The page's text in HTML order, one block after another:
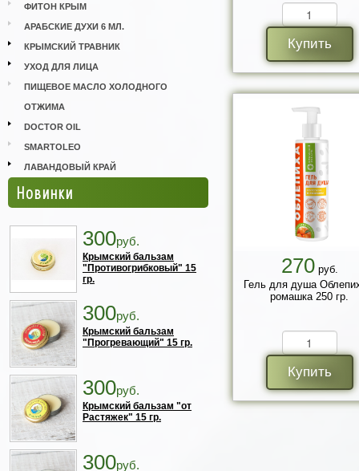
ФИТОН КРЫМ
АРАБСКИЕ ДУХИ 6 МЛ.
КРЫМСКИЙ ТРАВНИК
УХОД ДЛЯ ЛИЦА
ПИЩЕВОЕ МАСЛО ХОЛОДНОГО
ОТЖИМА
DOCTOR OIL
SMARTOLEO
ЛАВАНДОВЫЙ КРАЙ
Новинки
300руб.
Крымский бальзам
"Противогрибковый" 15
гр.
300руб.
Крымский бальзам
"Прогревающий" 15 гр.
300руб.
Крымский бальзам "от
Растяжек" 15 гр.
300руб.
Купить
270руб.
Гель для душа
ромашка 250 гр.
Купить